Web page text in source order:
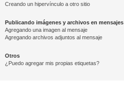
Creando un hipervínculo a otro sitio
Publicando imágenes y archivos en mensajes
Agregando una imagen al mensaje
Agregando archivos adjuntos al mensaje
Otros
¿Puedo agregar mis propias etiquetas?